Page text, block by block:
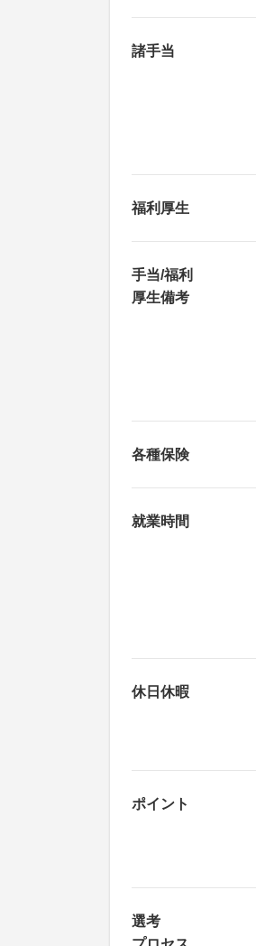
諸手当
福利厚生
手当/福利
厚生備考
各種保険
就業時間
休日休暇
ポイント
選考